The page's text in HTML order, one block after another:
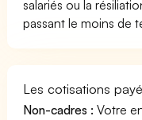
salariés ou la
passant le moins de
Les cotisations
Non-cadres : Votre